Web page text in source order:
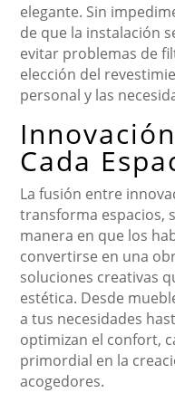
elegante. Sin
de que la instalación
evitar problemas de
elección del
personal y las
Cada
La fusión entre
transforma espacios,
manera en que los
convertirse en una
soluciones creativas
estética. Desde
a tus necesidades
optimizan el confort,
primordial en la
acogedores.